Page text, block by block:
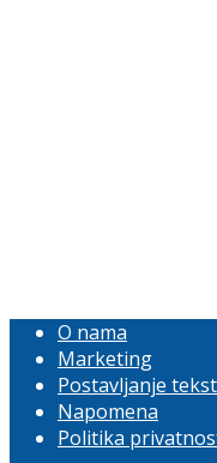
O nama
Marketing
Postavljanje
Napomena
Politika